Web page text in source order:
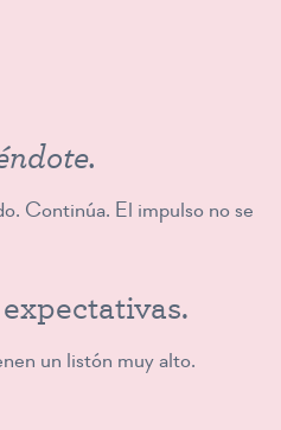
Continúa. El impulso no se
un listón muy alto.